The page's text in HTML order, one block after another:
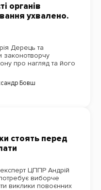
органів
ухвалено.
Дерець та
законотворчу
про нагляд та його
Бовш
стоять перед
ЦППР Андрій
виборче
виклики повоєнних